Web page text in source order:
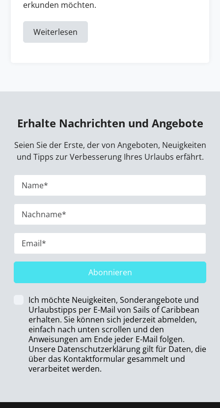
erkunden möchten.
Weiterlesen
Erhalte Nachrichten und Angebote
Seien Sie der Erste, der von Angeboten, Neuigkeiten
und Tipps zur Verbesserung Ihres Urlaubs erfährt.
Abonnieren
Ich möchte Neuigkeiten, Sonderangebote und
Urlaubstipps per E-Mail von Sails of Caribbean
erhalten. Sie können sich jederzeit abmelden,
einfach nach unten scrollen und den
Anweisungen am Ende jeder E-Mail folgen.
Unsere Datenschutzerklärung gilt für Daten, die
über das Kontaktformular gesammelt und
verarbeitet werden.